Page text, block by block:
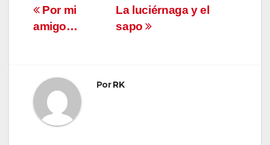
Navegación
de
La luciérnaga y el
sapo
Por mi
amigo…
PorRK